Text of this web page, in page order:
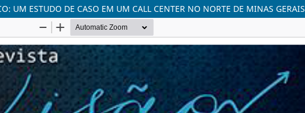
UM ESTUDO DE CASO EM UM CALL CENTER NO NORTE DE MINAS GERAIS